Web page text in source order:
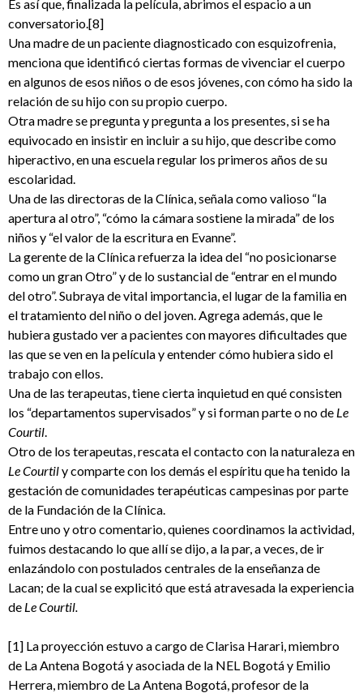
Es así que, finalizada la película, abrimos el espacio a un
conversatorio.[8]
Una madre de un paciente diagnosticado con esquizofrenia,
menciona que identificó ciertas formas de vivenciar el cuerpo
en algunos de esos niños o de esos jóvenes, con cómo ha sido la
relación de su hijo con su propio cuerpo.
Otra madre se pregunta y pregunta a los presentes, si se ha
equivocado en insistir en incluir a su hijo, que describe como
hiperactivo, en una escuela regular los primeros años de su
escolaridad.
Una de las directoras de la Clínica, señala como valioso “la
apertura al otro”, “cómo la cámara sostiene la mirada” de los
niños y “el valor de la escritura en Evanne”.
La gerente de la Clínica refuerza la idea del “no posicionarse
como un gran Otro” y de lo sustancial de “entrar en el mundo
del otro”. Subraya de vital importancia, el lugar de la familia en
el tratamiento del niño o del joven. Agrega además, que le
hubiera gustado ver a pacientes con mayores dificultades que
las que se ven en la película y entender cómo hubiera sido el
trabajo con ellos.
Una de las terapeutas, tiene cierta inquietud en qué consisten
los “departamentos supervisados” y si forman parte o no de Le
Courtil.
Otro de los terapeutas, rescata el contacto con la naturaleza en
Le Courtily comparte con los demás el espíritu que ha tenido la
gestación de comunidades terapéuticas campesinas por parte
de la Fundación de la Clínica.
Entre uno y otro comentario, quienes coordinamos la actividad,
fuimos destacando lo que allí se dijo, a la par, a veces, de ir
enlazándolo con postulados centrales de la enseñanza de
Lacan; de la cual se explicitó que está atravesada la experiencia
de Le Courtil.
[1] La proyección estuvo a cargo de Clarisa Harari, miembro
de La Antena Bogotá y asociada de la NEL Bogotá y Emilio
Herrera, miembro de La Antena Bogotá, profesor de la